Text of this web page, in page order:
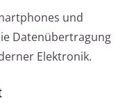
und
Datenübertragung
Elektronik.